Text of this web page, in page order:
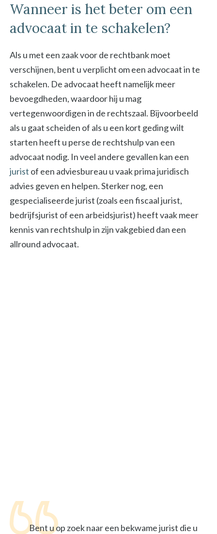
Wanneer is het beter om een
advocaat in te schakelen?
Als u met een zaak voor de rechtbank moet
verschijnen, bent u verplicht om een advocaat in te
schakelen. De advocaat heeft namelijk meer
bevoegdheden, waardoor hij u mag
vertegenwoordigen in de rechtszaal. Bijvoorbeeld
als u gaat scheiden of als u een kort geding wilt
starten heeft u perse de rechtshulp van een
advocaat nodig. In veel andere gevallen kan een
jurist of een adviesbureau u vaak prima juridisch
advies geven en helpen. Sterker nog, een
gespecialiseerde jurist (zoals een fiscaal jurist,
bedrijfsjurist of een arbeidsjurist) heeft vaak meer
kennis van rechtshulp in zijn vakgebied dan een
allround advocaat.
Bent u op zoek naar een bekwame jurist die u